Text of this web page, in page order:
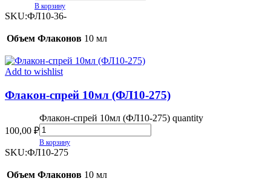
В корзину
SKU:ФЛ10-36-
Объем Флаконов 10 мл
Add to wishlist
Флакон-спрей 10мл (ФЛ10-275)
100,00 ₽
Флакон-спрей 10мл (ФЛ10-275) quantity
В корзину
SKU:ФЛ10-275
Объем Флаконов 10 мл